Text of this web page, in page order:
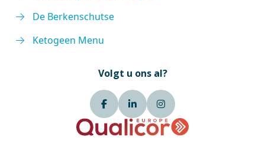
De Berkenschutse
Ketogeen Menu
Volgt u ons al?